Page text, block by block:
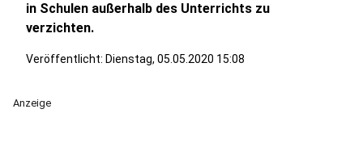
in Schulen außerhalb des Unterrichts zu
verzichten.
Veröffentlicht: Dienstag, 05.05.2020 15:08
Anzeige